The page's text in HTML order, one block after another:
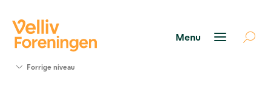
Forrige niveau